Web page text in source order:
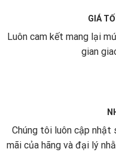
GIÁ
Luôn cam kết mang lại
gian
Chúng tôi luôn cập nhật
mãi của hãng và đại lý